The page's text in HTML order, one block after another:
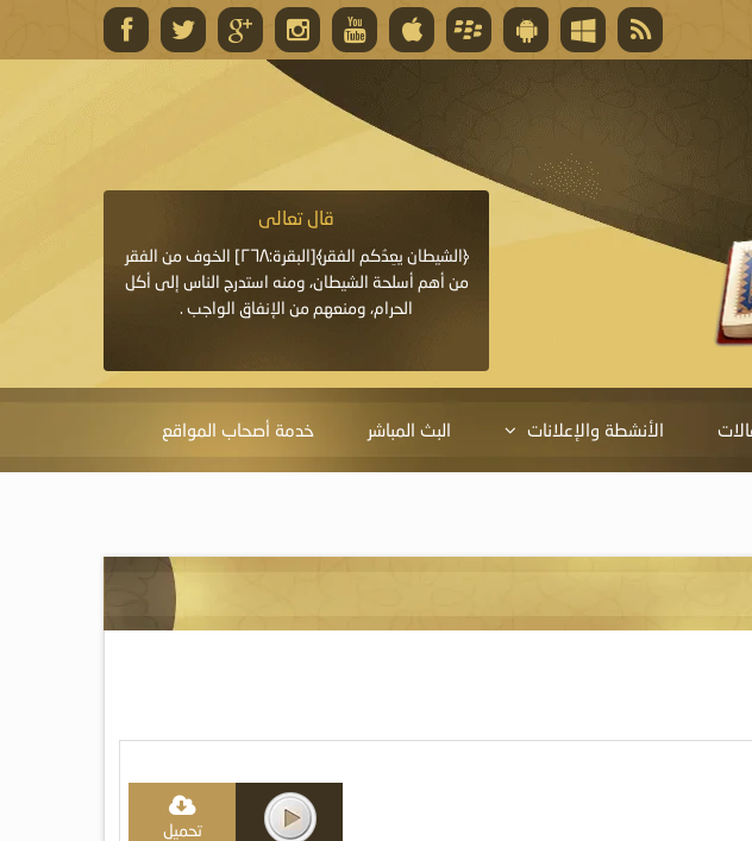
قال تعالى
أغلى جائزة، وهي مفتاح باب العطايا التي
قال تعالى
﴿الشيطان يعِدُكم الفقر﴾[البقرة:٢٦٨] الخوف من الفقر
من أهم أسلحة الشيطان، ومنه استدرج الناس إلى أكل
الحرام، ومنعهم من الإنفاق الواجب .
الأنشطة والإعلانات البث المباشر خدمة أصحاب المواقع
تحميل